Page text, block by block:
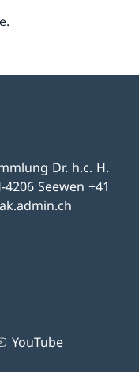
Dr. h.c. H.
Seewen +41
YouTube